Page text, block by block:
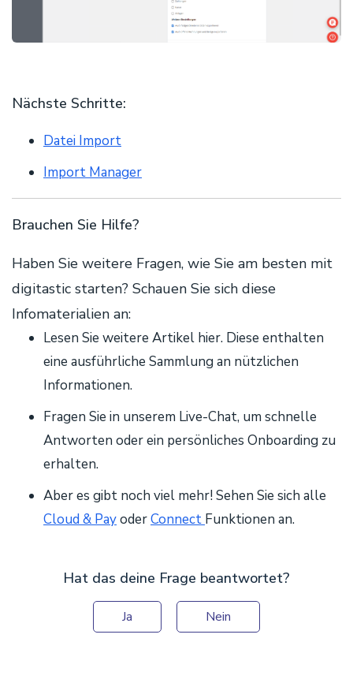
Nächste Schritte:
Datei Import
Import Manager
Brauchen Sie Hilfe?
Haben Sie weitere Fragen, wie Sie am besten mit
digitastic starten? Schauen Sie sich diese
Infomaterialien an:
Lesen Sie weitere Artikel hier. Diese enthalten
eine ausführliche Sammlung an nützlichen
Informationen.
Fragen Sie in unserem Live-Chat, um schnelle
Antworten oder ein persönliches Onboarding zu
erhalten.
Aber es gibt noch viel mehr! Sehen Sie sich alle
Cloud & PayoderConnect Funktionen an.
Hat das deine Frage beantwortet?
Ja Nein